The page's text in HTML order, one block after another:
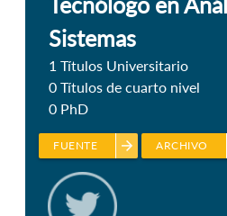
Sistemas
1 Títulos Universitario
0 Títulos de cuarto nivel
0 PhD
arrow_forward
FUENTE ARCHIVO